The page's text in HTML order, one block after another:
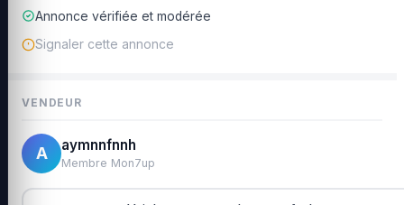
Annonce vérifiée et modérée
Signaler cette annonce
VENDEUR
A aymnnfnnh
Membre Mon7up